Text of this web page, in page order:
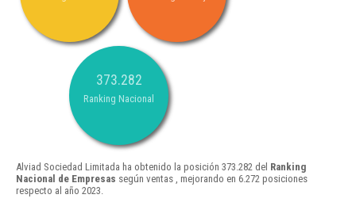
373.282
Ranking Nacional
Alviad Sociedad Limitada ha obtenido la posición 373.282 del Ranking
Nacional de Empresas según ventas , mejorando en 6.272 posiciones
respecto al año 2023.